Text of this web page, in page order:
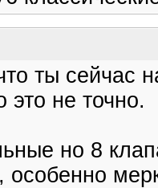
ты сейчас
не точно.
но 8
особенно